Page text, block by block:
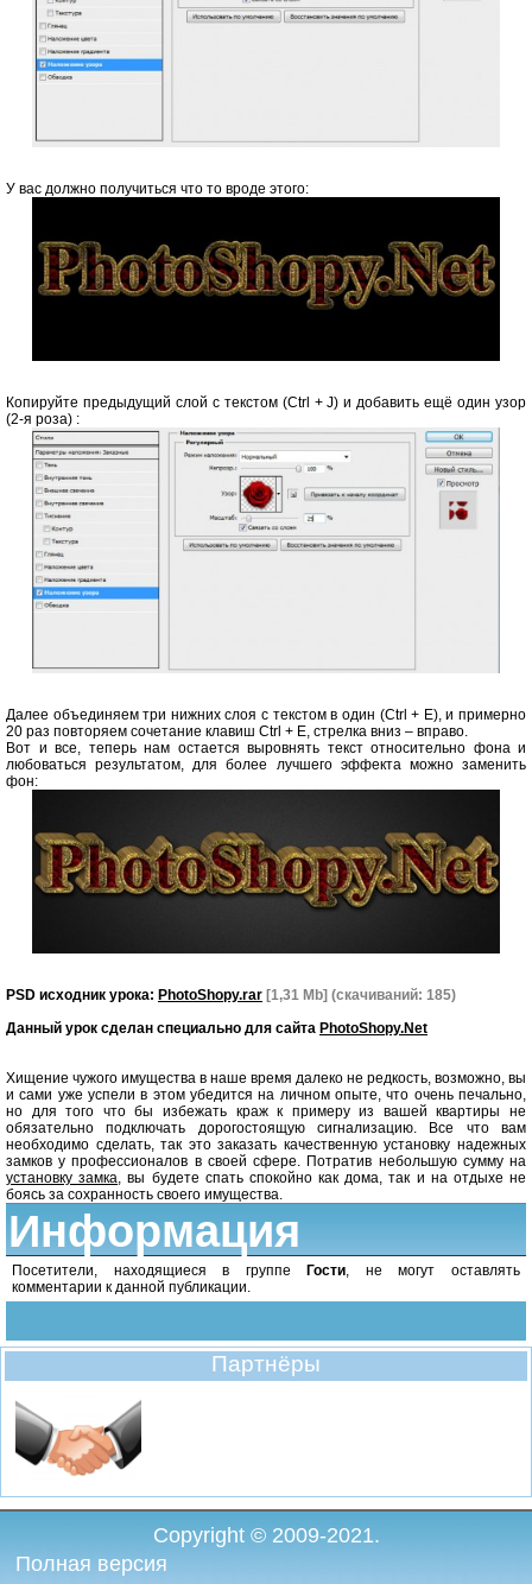
У вас должно получиться что то вроде этого:
Копируйте предыдущий слой с текстом (Ctrl + J) и добавить ещё один узор
(2-я роза) :
Далее объединяем три нижних слоя с текстом в один (Ctrl + E), и примерно
20 раз повторяем сочетание клавиш Ctrl + E, стрелка вниз – вправо.
Вот и все, теперь нам остается выровнять текст относительно фона и
любоваться результатом, для более лучшего эффекта можно заменить
фон:
PSD исходник урока: PhotoShopy.rar [1,31 Mb] (cкачиваний: 185)
Данный урок сделан специально для сайта PhotoShopy.Net
Хищение чужого имущества в наше время далеко не редкость, возможно, вы
и сами уже успели в этом убедится на личном опыте, что очень печально,
но для того что бы избежать краж к примеру из вашей квартиры не
обязательно подключать дорогостоящую сигнализацию. Все что вам
необходимо сделать, так это заказать качественную установку надежных
замков у профессионалов в своей сфере. Потратив небольшую сумму на
установку замка, вы будете спать спокойно как дома, так и на отдыхе не
боясь за сохранность своего имущества.
Информация
Посетители, находящиеся в группе Гости, не могут оставлять
комментарии к данной публикации.
Партнёры
Copyright © 2009-2021.
Полная версия